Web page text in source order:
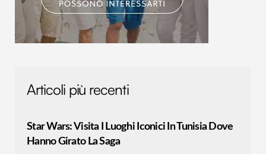
Articoli più recenti
Star Wars: Visita I Luoghi Iconici In Tunisia Dove
Hanno Girato La Saga